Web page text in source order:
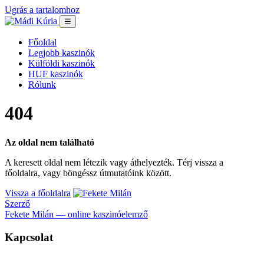
Ugrás a tartalomhoz
☰
Főoldal
Legjobb kaszinók
Külföldi kaszinók
HUF kaszinók
Rólunk
404
Az oldal nem található
A keresett oldal nem létezik vagy áthelyezték. Térj vissza a
főoldalra, vagy böngéssz útmutatóink között.
Vissza a főoldalra
Szerző
Fekete Milán — online kaszinóelemző
Kapcsolat